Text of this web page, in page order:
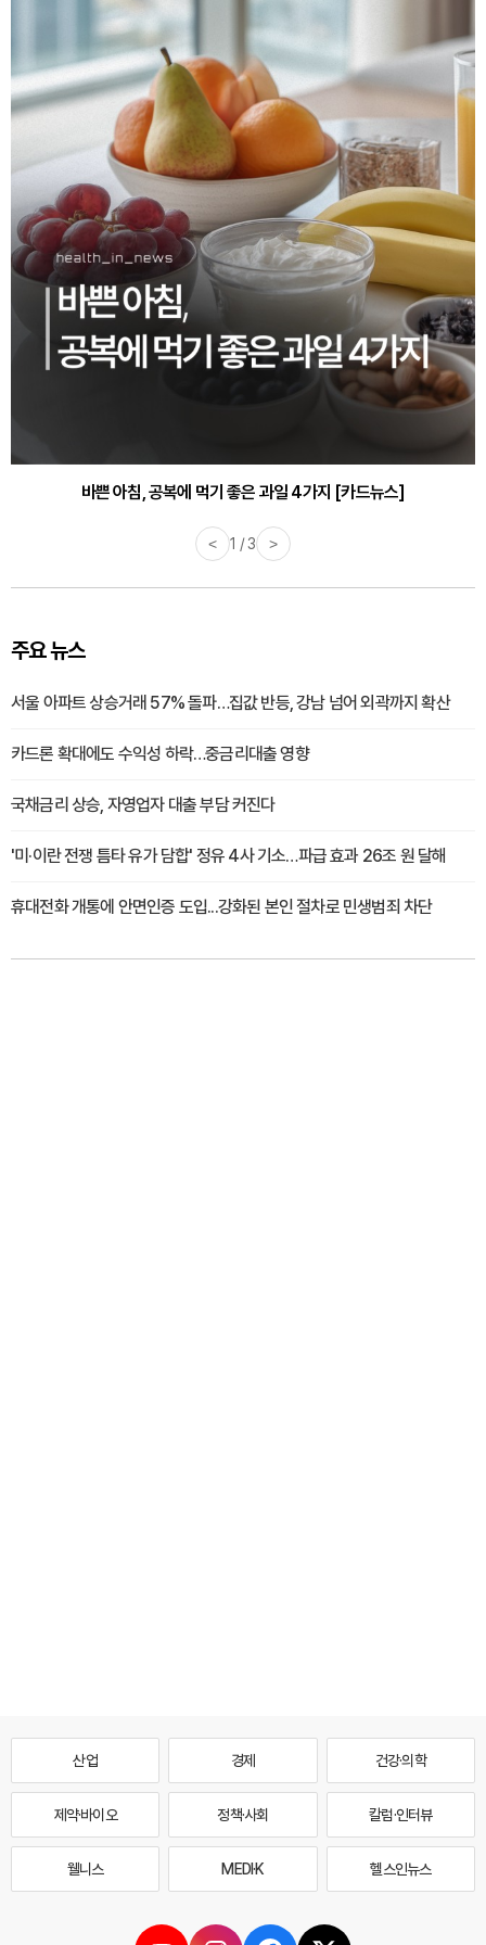
바쁜 아침, 공복에 먹기 좋은 과일 4가지 [카드뉴스]
< 1 / 3 >
주요 뉴스
서울 아파트 상승거래 57% 돌파…집값 반등, 강남 넘어 외곽까지 확산
카드론 확대에도 수익성 하락…중금리대출 영향
국채금리 상승, 자영업자 대출 부담 커진다
'미·이란 전쟁 틈타 유가 담합' 정유 4사 기소…파급 효과 26조 원 달해
휴대전화 개통에 안면인증 도입...강화된 본인 절차로 민생범죄 차단
산업 경제 건강·의학
제약·바이오 정책·사회 칼럼·인터뷰
웰니스 MEDI·K 헬스인뉴스